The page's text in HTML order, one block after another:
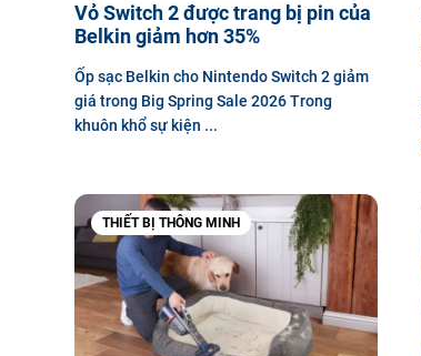
Vỏ Switch 2 được trang bị pin của
Belkin giảm hơn 35%
Ốp sạc Belkin cho Nintendo Switch 2 giảm
giá trong Big Spring Sale 2026 Trong
khuôn khổ sự kiện ...
THIẾT BỊ THÔNG MINH